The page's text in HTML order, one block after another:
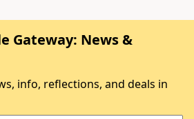
Gateway: News &
info, reflections, and deals in